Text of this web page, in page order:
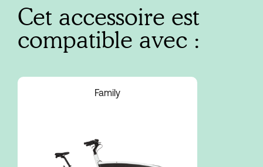
Cet accessoire est
compatible avec :
Family